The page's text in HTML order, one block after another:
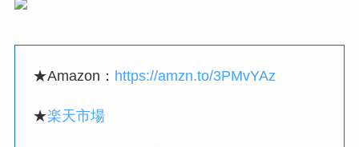
★Amazon： https://amzn.to/3PMvYAz
★楽天市場